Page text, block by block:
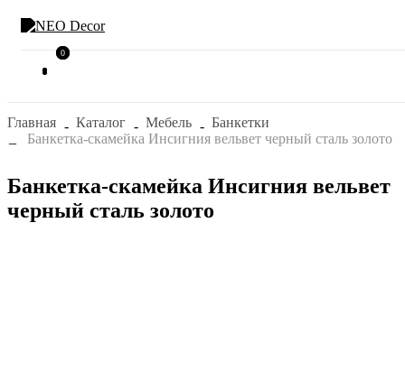
0
0
Главная Каталог Мебель
Банкетки
Банкетка-скамейка Инсигния вельвет черный сталь золото
Банкетка-скамейка Инсигния вельвет
черный сталь золото